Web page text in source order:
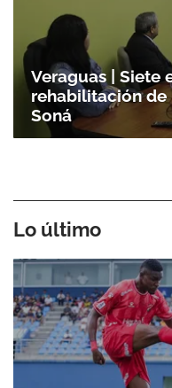
Veraguas | Siete
rehabilitación de
Soná
Lo último